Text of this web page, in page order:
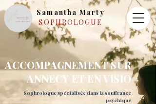
Samantha Marty
SOPHROLOGUE
ACCOMPAGNEMENT SUR
ANNECY ET EN VISIO
Sophrologue spécialisée dans la souffrance
psychique